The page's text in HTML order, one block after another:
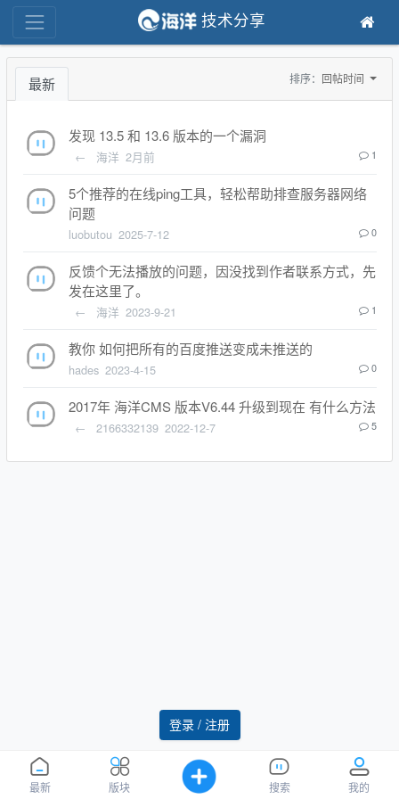
最新 版块 搜索 我的
登录 / 注册
技术分享
最新 排序： 回帖时间
发现 13.5 和 13.6 版本的一个漏洞
← 海洋 2月前 1
5个推荐的在线ping工具，轻松帮助排查服务器网络
问题
luobutou 2025-7-12 0
反馈个无法播放的问题，因没找到作者联系方式，先
发在这里了。
← 海洋 2023-9-21 1
教你 如何把所有的百度推送变成未推送的
hades 2023-4-15 0
2017年 海洋CMS 版本V6.44 升级到现在 有什么方法
← 2166332139 2022-12-7 5